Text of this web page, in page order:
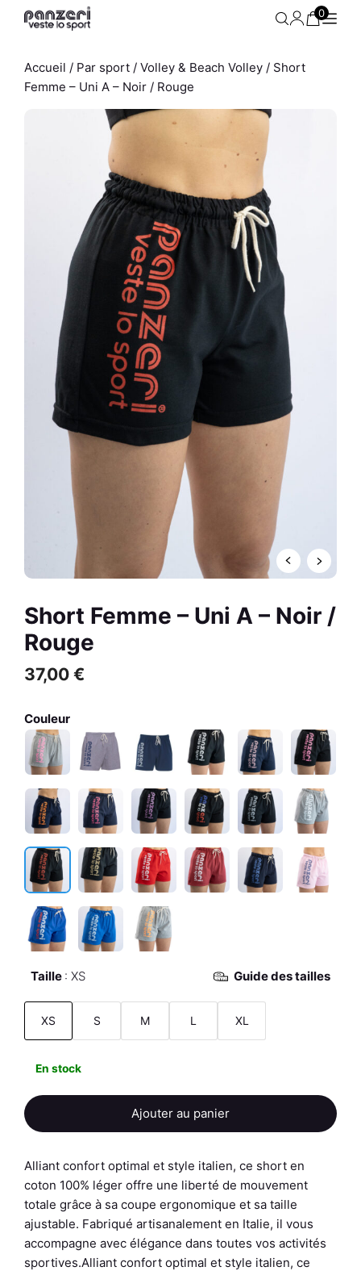
Sweat Homme - Easy K - Noir
/ Blanc
59,00 AJOUTER
Aller
0
Accueil / Par sport / Volley & Beach Volley / Short
Femme – Uni A – Noir / Rouge
Short Femme – Uni A – Noir /
Rouge
37,00 €
Couleur
Taille Guide des tailles
XS
XS S M L XL
En stock
Ajouter au panier
Alliant confort optimal et style italien, ce short en
coton 100% léger offre une liberté de mouvement
totale grâce à sa coupe ergonomique et sa taille
ajustable. Fabriqué artisanalement en Italie, il vous
accompagne avec élégance dans toutes vos activités
sportives.Alliant confort optimal et style italien, ce